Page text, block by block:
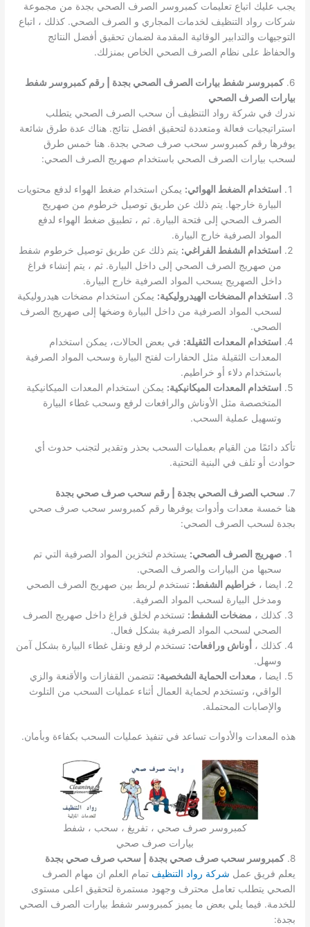
يجب عليك اتباع تعليمات كمبروسر الصرف الصحي بجدة من مجموعة
شركات رواد التنظيف لخدمات المجاري و الصرف الصحي. كذلك ، اتباع
التوجيهات والتدابير الوقائية المقدمة لضمان تحقيق أفضل النتائج
والحفاظ على نظام الصرف الصحي الخاص بمنزلك.
6. كمبروسر شفط بيارات الصرف الصحي بجدة | رقم كمبروسر شفط
بيارات الصرف الصحي
ندرك في شركة رواد التنظيف أن سحب الصرف الصحي يتطلب
استراتيجيات فعالة ومتعددة لتحقيق افضل نتائج. هناك عدة طرق شائعة
يوفرها رقم كمبروسر سحب صرف صحي بجدة. هنا خمس طرق
لسحب بيارات الصرف الصحي باستخدام صهريج الصرف الصحي:
استخدام الضغط الهوائي: يمكن استخدام ضغط الهواء لدفع محتويات
البيارة خارجها. يتم ذلك عن طريق توصيل خرطوم من صهريج
الصرف الصحي إلى فتحة البيارة. ثم ، تطبيق ضغط الهواء لدفع
المواد الصرفية خارج البيارة.
استخدام الشفط الفراغي: يتم ذلك عن طريق توصيل خرطوم شفط
من صهريج الصرف الصحي إلى داخل البيارة. ثم ، يتم إنشاء فراغ
داخل الصهريج يسحب المواد الصرفية خارج البيارة.
استخدام المضخات الهيدروليكية: يمكن استخدام مضخات هيدروليكية
لسحب المواد الصرفية من داخل البيارة وضخها إلى صهريج الصرف
الصحي.
استخدام المعدات الثقيلة: في بعض الحالات، يمكن استخدام
المعدات الثقيلة مثل الحفارات لفتح البيارة وسحب المواد الصرفية
باستخدام دلاء أو خراطيم.
استخدام المعدات الميكانيكية: يمكن استخدام المعدات الميكانيكية
المتخصصة مثل الأوناش والرافعات لرفع وسحب غطاء البيارة
وتسهيل عملية السحب.
تأكد دائمًا من القيام بعمليات السحب بحذر وتقدير لتجنب حدوث أي
حوادث أو تلف في البنية التحتية.
7. سحب الصرف الصحي بجدة | رقم سحب صرف صحي بجدة
هنا خمسة معدات وأدوات يوفرها رقم كمبروسر سحب صرف صحي
بجدة لسحب الصرف الصحي:
صهريج الصرف الصحي: يستخدم لتخزين المواد الصرفية التي تم
سحبها من البيارات والصرف الصحي.
ايضا ، خراطيم الشفط: تستخدم لربط بين صهريج الصرف الصحي
ومدخل البيارة لسحب المواد الصرفية.
كذلك ، مضخات الشفط: تستخدم لخلق فراغ داخل صهريج الصرف
الصحي لسحب المواد الصرفية بشكل فعال.
كذلك ، أوناش ورافعات: تستخدم لرفع ونقل غطاء البيارة بشكل آمن
وسهل.
ايضا ، معدات الحماية الشخصية: تتضمن القفازات والأقنعة والزي
الواقي، وتستخدم لحماية العمال أثناء عمليات السحب من التلوث
والإصابات المحتملة.
هذه المعدات والأدوات تساعد في تنفيذ عمليات السحب بكفاءة وبأمان.
كمبروسر صرف صحي ، تفريغ ، سحب ، شفط
بيارات صرف صحي
8. كمبروسر سحب صرف صحي بجدة | سحب صرف صحي بجدة
يعلم فريق عمل شركة رواد التنظيف تمام العلم ان مهام الصرف
الصحي يتطلب تعامل محترف وجهود مستمرة لتحقيق اعلى مستوى
للخدمة. فيما يلي بعض ما يميز كمبروسر شفط بيارات الصرف الصحي
بجدة: